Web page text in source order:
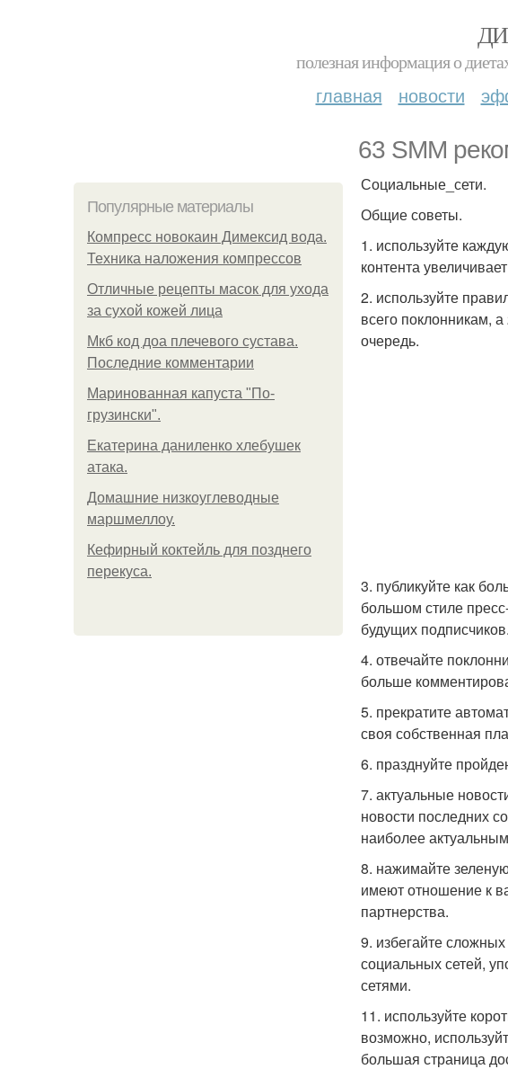
полезная информация о
главная новости
63 SMM
Популярные материалы
Компресс новокаин Димексид вода.
Техника наложения компрессов
Отличные рецепты масок для ухода
за сухой кожей лица
Мкб код доа плечевого сустава.
Последние комментарии
Маринованная капуста "По-
грузински".
Екатерина даниленко хлебушек
атака.
Домашние низкоуглеводные
маршмеллоу.
Кефирный коктейль для позднего
перекуса.
Социальные_сети.
Общие советы.
1. используйте
контента
2. используйте
всего поклонникам,
очередь.
3. публикуйте как
большом стиле
будущих подписчиков.
4. отвечайте
больше
5. прекратите
своя собственная
6. празднуйте
7. актуальные
новости последних
наиболее
8. нажимайте
имеют отношение к
партнерства.
9. избегайте
социальных сетей,
сетями.
11. используйте
возможно,
большая страница